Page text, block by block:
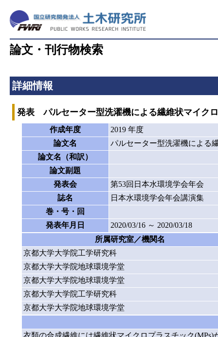
論文・刊行物検索
詳細情報
発表 パルセーター型洗濯機による繊維状マイク
作成年度
2019 年度
論文名
パルセーター型洗濯機による
論文名（和訳）
論文副題
発表会
第53回日本水環境学会年会
誌名
日本水環境学会年会講演集
巻・号・回
発表年月日
2020/03/16 ～ 2020/03/18
所属研究室／機関名
京都大学大学院工学研究科
京都大学大学院地球環境学堂
京都大学大学院地球環境学堂
京都大学大学院工学研究科
京都大学大学院地球環境学堂
衣類の合成繊維には繊維状マイクロプラスチック